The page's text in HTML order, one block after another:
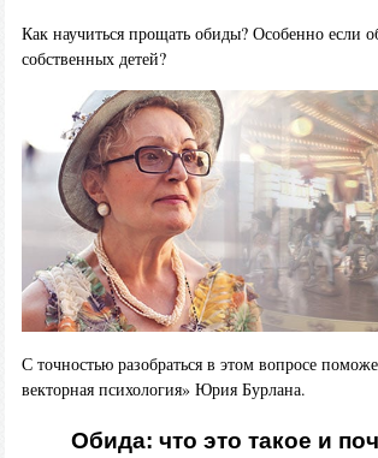
Как научиться прощать обиды? Особенно если
собственных детей?
С точностью разобраться в этом вопросе
векторная психология» Юрия Бурлана.
Обида: что это такое и